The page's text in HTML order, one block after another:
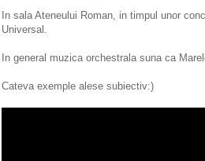
In sala Ateneului Roman, in timpul unor
Universal.
In general muzica orchestrala suna ca
Cateva exemple alese subiectiv:)